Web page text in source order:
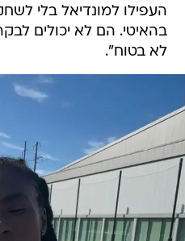
העפילו למונדיאל בלי
בהאיטי. הם לא יכולים
לא בטוח".